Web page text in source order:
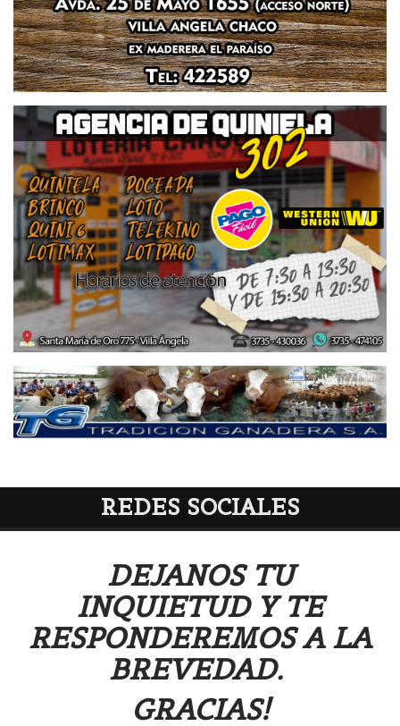
REDES SOCIALES
DEJANOS TU
INQUIETUD Y TE
RESPONDEREMOS A LA
BREVEDAD.
GRACIAS!